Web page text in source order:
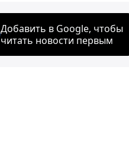
Добавить в Google, чтобы
читать новости первым